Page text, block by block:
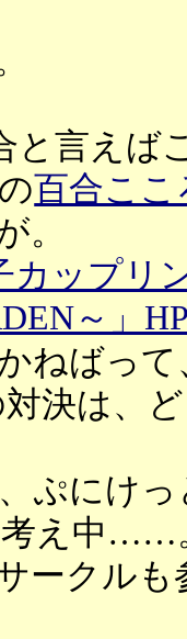
り、デ
ブリ課の
ル。
異なり
すくむ課
中に入る
る月の
リ課は
。
と言えば
百合ここ
。
カップリ
～」
ねばって
決は、
にけっ
考え中……
ークル